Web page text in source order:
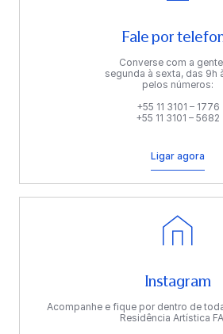
Fale por
Converse com a
segunda à sexta, das 9h
pelos números:
+55 11 3101 – 1776
+55 11 3101 – 5682
Ligar agora
Instagram
Acompanhe e fique por dentro de
Residência Artística